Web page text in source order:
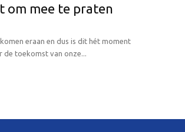
om mee te praten
eraan en dus is dit hét moment
de toekomst van onze...